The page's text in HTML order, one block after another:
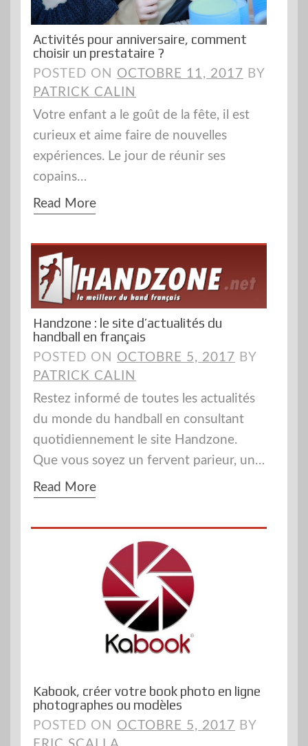
Activités pour anniversaire, comment
choisir un prestataire ?
POSTED ON OCTOBRE 11, 2017 BY
PATRICK CALIN
Votre enfant a le goût de la fête, il est
curieux et aime faire de nouvelles
expériences. Le jour de réunir ses
copains…
Read More
Handzone : le site d’actualités du
handball en français
POSTED ON OCTOBRE 5, 2017 BY
PATRICK CALIN
Restez informé de toutes les actualités
du monde du handball en consultant
quotidiennement le site Handzone.
Que vous soyez un fervent parieur, un…
Read More
Kabook, créer votre book photo en ligne
photographes ou modèles
POSTED ON OCTOBRE 5, 2017 BY